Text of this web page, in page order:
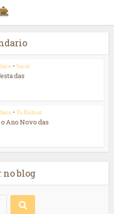
• Sucót
das
• Tu Bishvat
Ano Novo das
no blog